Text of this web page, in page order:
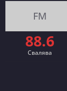
FM
88.6
Свалява